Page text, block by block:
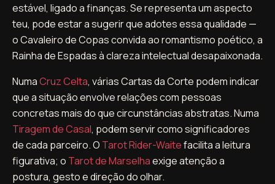
estável, ligado a finanças. Se representa um aspecto
teu, pode estar a sugerir que adotes essa qualidade —
o Cavaleiro de Copas convida ao romantismo poético, a
Rainha de Espadas à clareza intelectual desapaixonada.
NumaCruz Celta, várias Cartas da Corte podem indicar
que a situação envolve relações com pessoas
concretas mais do que circunstâncias abstratas. Numa
Tiragem de Casal, podem servir como significadores
de cada parceiro. O Tarot Rider-Waitefacilita a leitura
figurativa; o Tarot de Marselhaexige atenção a
postura, gesto e direção do olhar.